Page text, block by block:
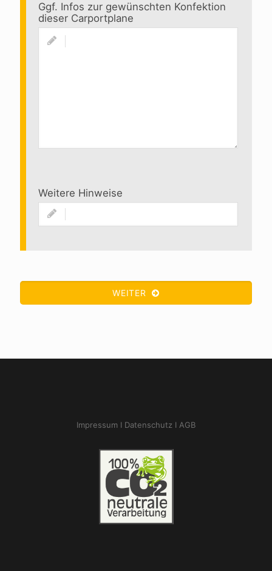
Ggf. Infos zur gewünschten Konfektion
dieser Carportplane
Weitere Hinweise
WEITER
Impressum I Datenschutz I AGB